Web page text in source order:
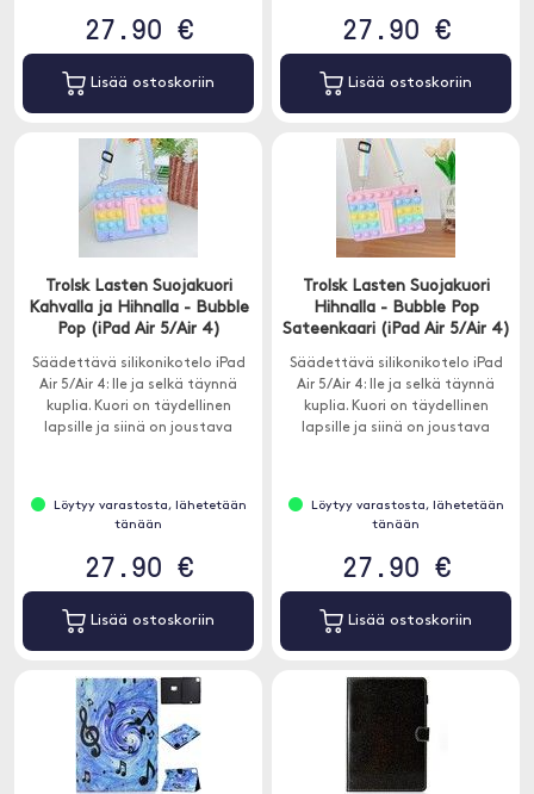
27.90 €
Lisää ostoskoriin
27.90 €
Lisää ostoskoriin
Trolsk Lasten Suojakuori
Kahvalla ja Hihnalla - Bubble
Pop (iPad Air 5/Air 4)
Säädettävä silikonikotelo iPad
Air 5/Air 4: lle ja selkä täynnä
kuplia. Kuori on täydellinen
lapsille ja siinä on joustava
Löytyy varastosta, lähetetään
tänään
27.90 €
Lisää ostoskoriin
Trolsk Lasten Suojakuori
Hihnalla - Bubble Pop
Sateenkaari (iPad Air 5/Air 4)
Säädettävä silikonikotelo iPad
Air 5/Air 4: lle ja selkä täynnä
kuplia. Kuori on täydellinen
lapsille ja siinä on joustava
Löytyy varastosta, lähetetään
tänään
27.90 €
Lisää ostoskoriin